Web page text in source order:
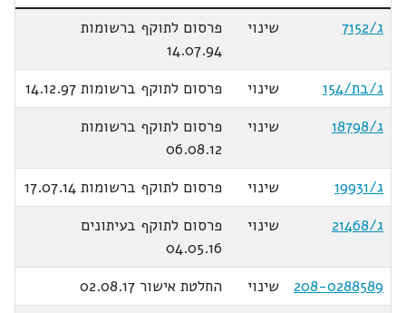
ג/7152
שינוי
פרסום לתוקף ברשומות
14.07.94
ג/בת/154
שינוי
פרסום לתוקף ברשומות 14.12.97
ג/18798
שינוי
פרסום לתוקף ברשומות
06.08.12
ג/19931
שינוי
פרסום לתוקף ברשומות 17.07.14
ג/21468
שינוי
פרסום לתוקף בעיתונים
04.05.16
208-0288589
שינוי
החלטת אישור 02.08.17